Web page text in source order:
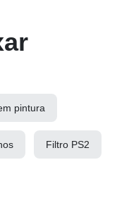
pintura
Filtro PS2